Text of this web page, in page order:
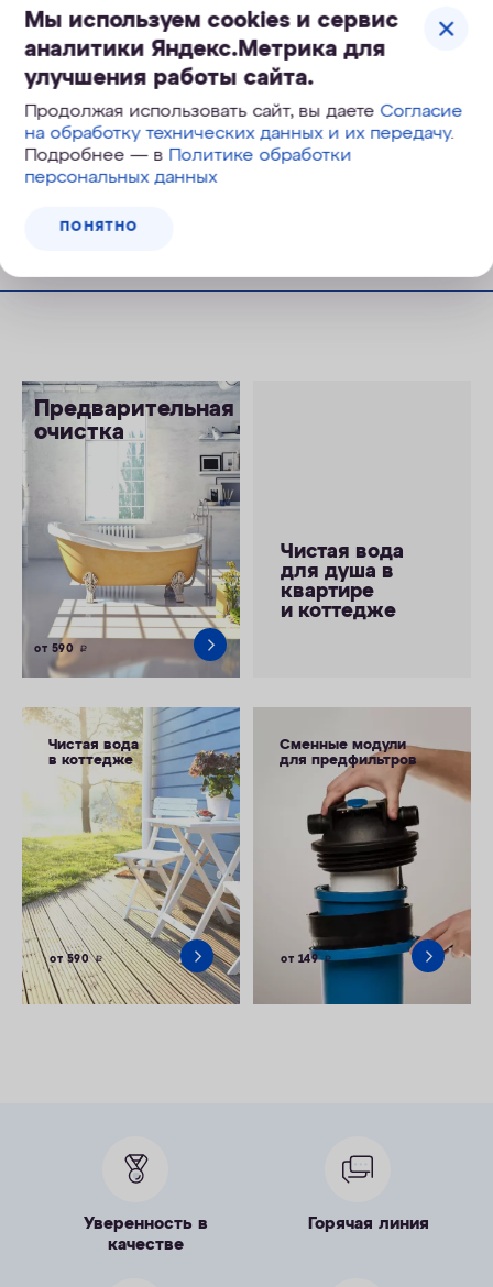
8 990руб.
11 490 руб., экономия 2 500руб.
Бесплатная доставка
Предварительная
очистка
от 590 руб.
Чистая вода
для душа в
квартире
и коттедже
Чистая вода
в коттедже
от 590руб.
Сменные модули
для предфильтров
от 149руб.
Уверенность в
качестве
Горячая линия
Мы используем cookies и сервис
аналитики Яндекс.Метрика для
улучшения работы сайта.
Продолжая использовать сайт, вы даетеСогласие
на обработку технических данных и их передачу.
Подробнее — в Политике обработки
персональных данных
ПОНЯТНО